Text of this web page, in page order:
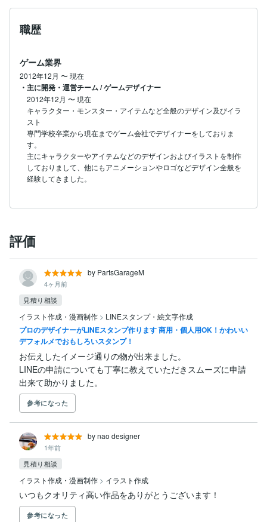
職歴
ゲーム業界
2012年12月 〜現在
・主に開発・運営チーム / ゲームデザイナー
2012年12月 〜現在
キャラクター・モンスター・アイテムなど全般のデザイン及びイラ
スト
専門学校卒業から現在までゲーム会社でデザイナーをしておりま
す。
主にキャラクターやアイテムなどのデザインおよびイラストを制作
しておりまして、他にもアニメーションやロゴなどデザイン全般を
経験してきました。
評価
by PartsGarageM
4ヶ月前
見積り相談
イラスト作成・漫画制作 > LINEスタンプ・絵文字作成
プロのデザイナーがLINEスタンプ作ります 商用・個人用OK！かわいい
デフォルメでおもしろいスタンプ！
お伝えしたイメージ通りの物が出来ました。
LINEの申請についても丁寧に教えていただきスムーズに申請
出来て助かりました。
参考になった
by nao designer
1年前
見積り相談
イラスト作成・漫画制作 > イラスト作成
いつもクオリティ高い作品をありがとうございます！
参考になった